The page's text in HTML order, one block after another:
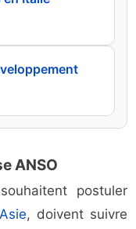
ANSO
postuler
Asie, doivent suivre